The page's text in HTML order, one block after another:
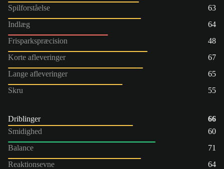
Spilforståelse
63
Indlæg
64
Frisparkspræcision
48
Korte afleveringer
67
Lange afleveringer
65
Skru
55
Driblinger
66
Smidighed
60
Balance
71
Reaktionsevne
64